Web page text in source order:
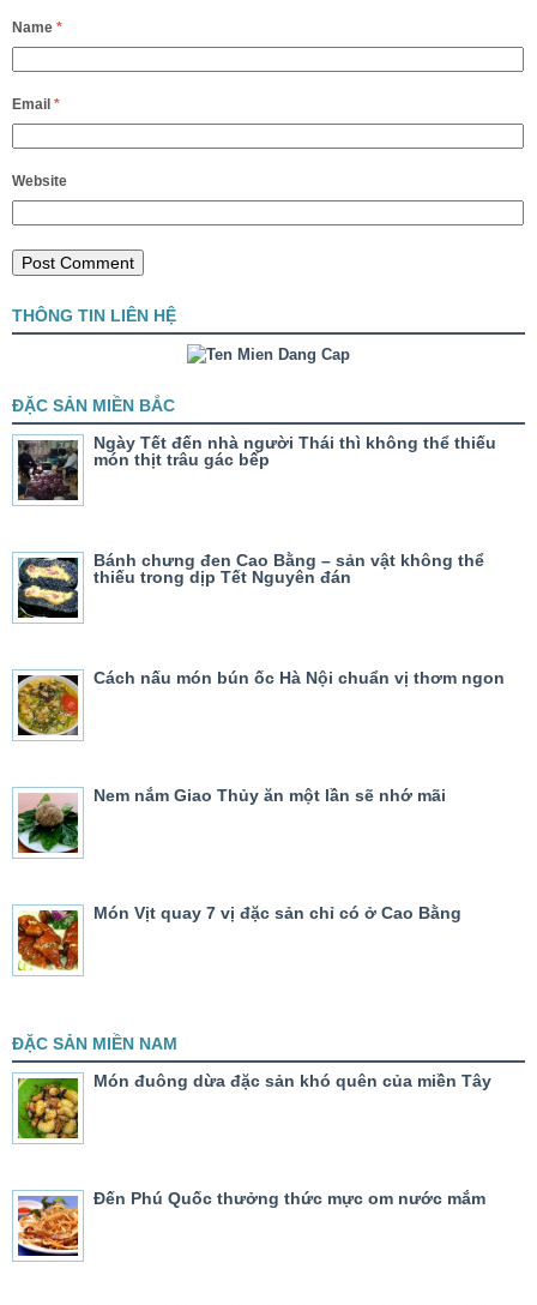
Name *
Email *
Website
THÔNG TIN LIÊN HỆ
ĐẶC SẢN MIỀN BẮC
Ngày Tết đến nhà người Thái thì không thể thiếu
món thịt trâu gác bếp
Bánh chưng đen Cao Bằng – sản vật không thể
thiếu trong dịp Tết Nguyên đán
Cách nấu món bún ốc Hà Nội chuẩn vị thơm ngon
Nem nắm Giao Thủy ăn một lần sẽ nhớ mãi
Món Vịt quay 7 vị đặc sản chỉ có ở Cao Bằng
ĐẶC SẢN MIỀN NAM
Món đuông dừa đặc sản khó quên của miền Tây
Đến Phú Quốc thưởng thức mực om nước mắm